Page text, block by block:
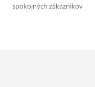
spokojných zákazníkov